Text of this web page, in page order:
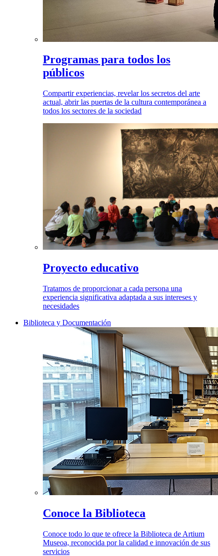
Programas para todos los
públicos
Compartir experiencias, revelar los secretos del arte
actual, abrir las puertas de la cultura contemporánea a
todos los sectores de la sociedad
Proyecto educativo
Tratamos de proporcionar a cada persona una
experiencia significativa adaptada a sus intereses y
necesidades
Biblioteca y Documentación
Conoce la Biblioteca
Conoce todo lo que te ofrece la Biblioteca de Artium
Museoa, reconocida por la calidad e innovación de sus
servicios